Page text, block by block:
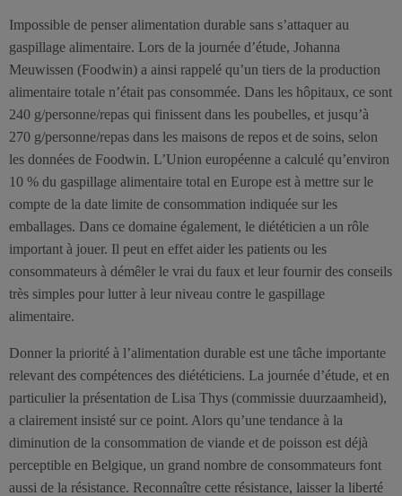
Impossible de penser alimentation durable sans s’attaquer au
gaspillage alimentaire. Lors de la journée d’étude, Johanna
Meuwissen (Foodwin) a ainsi rappelé qu’un tiers de la production
alimentaire totale n’était pas consommée. Dans les hôpitaux, ce sont
240 g/personne/repas qui finissent dans les poubelles, et jusqu’à
270 g/personne/repas dans les maisons de repos et de soins, selon
les données de Foodwin. L’Union européenne a calculé qu’environ
10 % du gaspillage alimentaire total en Europe est à mettre sur le
compte de la date limite de consommation indiquée sur les
emballages. Dans ce domaine également, le diététicien a un rôle
important à jouer. Il peut en effet aider les patients ou les
consommateurs à démêler le vrai du faux et leur fournir des conseils
très simples pour lutter à leur niveau contre le gaspillage
alimentaire.
Donner la priorité à l’alimentation durable est une tâche importante
relevant des compétences des diététiciens. La journée d’étude, et en
particulier la présentation de Lisa Thys (commissie duurzaamheid),
a clairement insisté sur ce point. Alors qu’une tendance à la
diminution de la consommation de viande et de poisson est déjà
perceptible en Belgique, un grand nombre de consommateurs font
aussi de la résistance. Reconnaître cette résistance, laisser la liberté